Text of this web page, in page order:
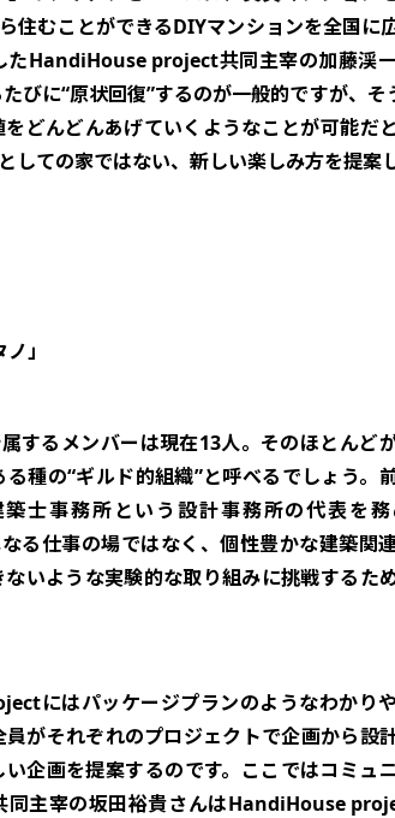
住むことができるDIYマンションを全国に
たHandiHouse project共同主宰の加藤渓
びに“原状回復”するのが一般的ですが、
どんどんあげていくようなことが可能だ
しての家ではない、新しい楽しみ方を提案
」
るメンバーは現在13人。そのほとんど
種の“ギルド的組織”と呼べるでしょう。
士事務所という設計事務所の代表を務
る仕事の場ではなく、個性豊かな建築関
いような実験的な取り組みに挑戦するた
にはパッケージプランのようなわかり
がそれぞれのプロジェクトで企画から設
企画を提案するのです。ここではコミュ
同主宰の坂田裕貴さんはHandiHouse